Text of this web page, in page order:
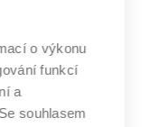
o výkonu
funkcí
a
souhlasem